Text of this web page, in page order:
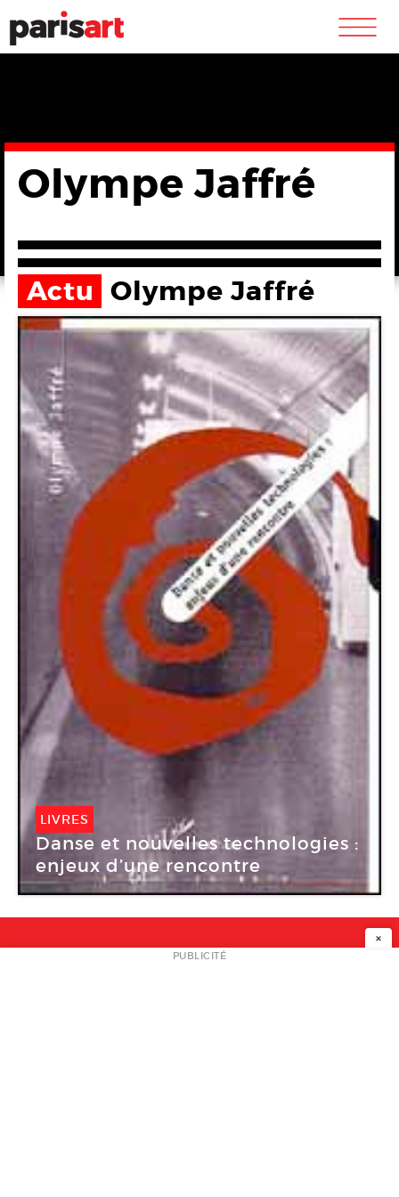
m
Olympe Jaffré
Actu Olympe Jaffré
LIVRES
Danse et nouvelles technologies :
enjeux d’une rencontre
NEWSLETTER
×
PUBLICITÉ